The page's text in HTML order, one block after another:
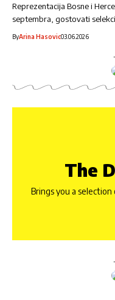
Reprezentacija Bosne i
septembra, gostovati
ByArina Hasovic03.06.2026
The
Brings you a